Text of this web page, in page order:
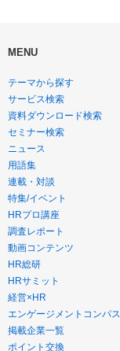
MENU
テーマから探す
サービス検索
資料ダウンロード検索
セミナー検索
ニュース
用語集
連載・対談
特集/イベント
HRプロ講座
調査レポート
動画コンテンツ
HR総研
HRサミット
経営×HR
エンゲージメントコンパス
掲載企業一覧
ポイント交換